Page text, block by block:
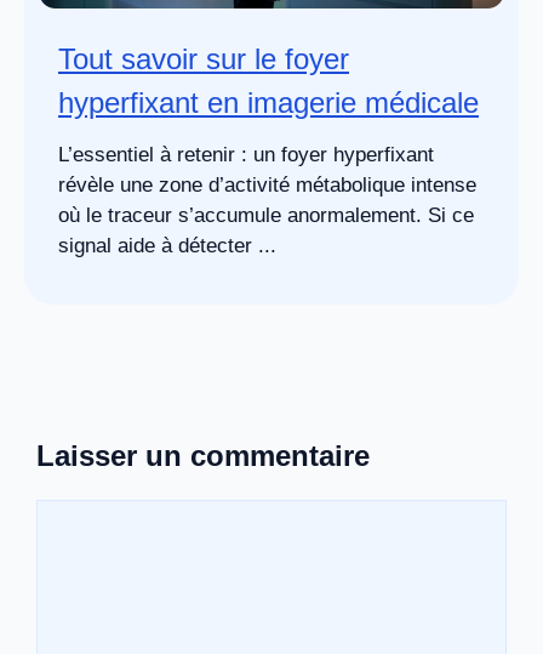
Tout savoir sur le foyer
hyperfixant en imagerie médicale
L’essentiel à retenir : un foyer hyperfixant
révèle une zone d’activité métabolique intense
où le traceur s’accumule anormalement. Si ce
signal aide à détecter ...
Laisser un commentaire